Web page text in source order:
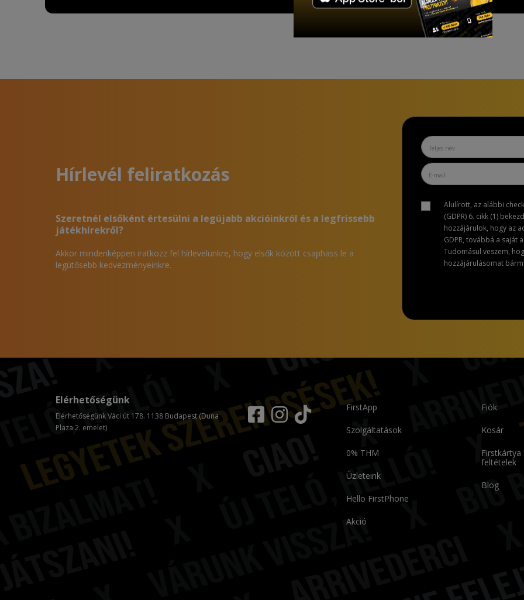
Hírlevél feliratkozás
Szeretnél elsőként értesülni a legújabb akcióinkról és a legfrissebb
játékhírekről?
Akkor mindenképpen iratkozz fel hírlevelünkre, hogy elsők között csaphass le a
legütősebb kedvezményeinkre.
Alulírott, az alábbi
(GDPR) 6. cikk (1)
hozzájárulok, hogy az
GDPR, továbbá a saját
Tudomásul veszem,
hozzájárulásomat
FirstApp
Szolgáltatások
0% THM
Üzleteink
Hello FirstPhone
Akció
Fiók
Kosár
Firstkártya
feltételek
Blog
Elérhetőségünk
Elérhetőségünk Váci út 178. 1138 Budapest (Duna
Plaza 2. emelet)